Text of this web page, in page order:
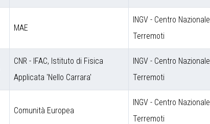
MAE
INGV - Centro Nazionale
Terremoti
CNR - IFAC, Istituto di Fisica
Applicata 'Nello Carrara'
INGV - Centro Nazionale
Terremoti
Comunità Europea
INGV - Centro Nazionale
Terremoti